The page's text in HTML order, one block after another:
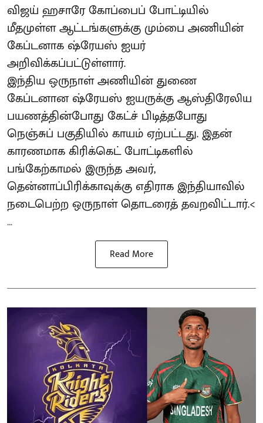
விஜய் ஹசாரே கோப்பைப் போட்டியில்
மீதமுள்ள ஆட்டங்களுக்கு மும்பை அணியின்
கேப்டனாக ஷ்ரேயஸ் ஐயர்
அறிவிக்கப்பட்டுள்ளார்.
இந்திய ஒருநாள் அணியின் துணை
கேப்டனான ஷ்ரேயஸ் ஐயருக்கு ஆஸ்திரேலிய
பயணத்தின்போது கேட்ச் பிடித்தபோது
நெஞ்சுப் பகுதியில் காயம் ஏற்பட்டது. இதன்
காரணமாக கிரிக்கெட் போட்டிகளில்
பங்கேற்காமல் இருந்த அவர்,
தென்னாப்பிரிக்காவுக்கு எதிராக இந்தியாவில்
நடைபெற்ற ஒருநாள் தொடரைத் தவறவிட்டார்.<
...
Read More